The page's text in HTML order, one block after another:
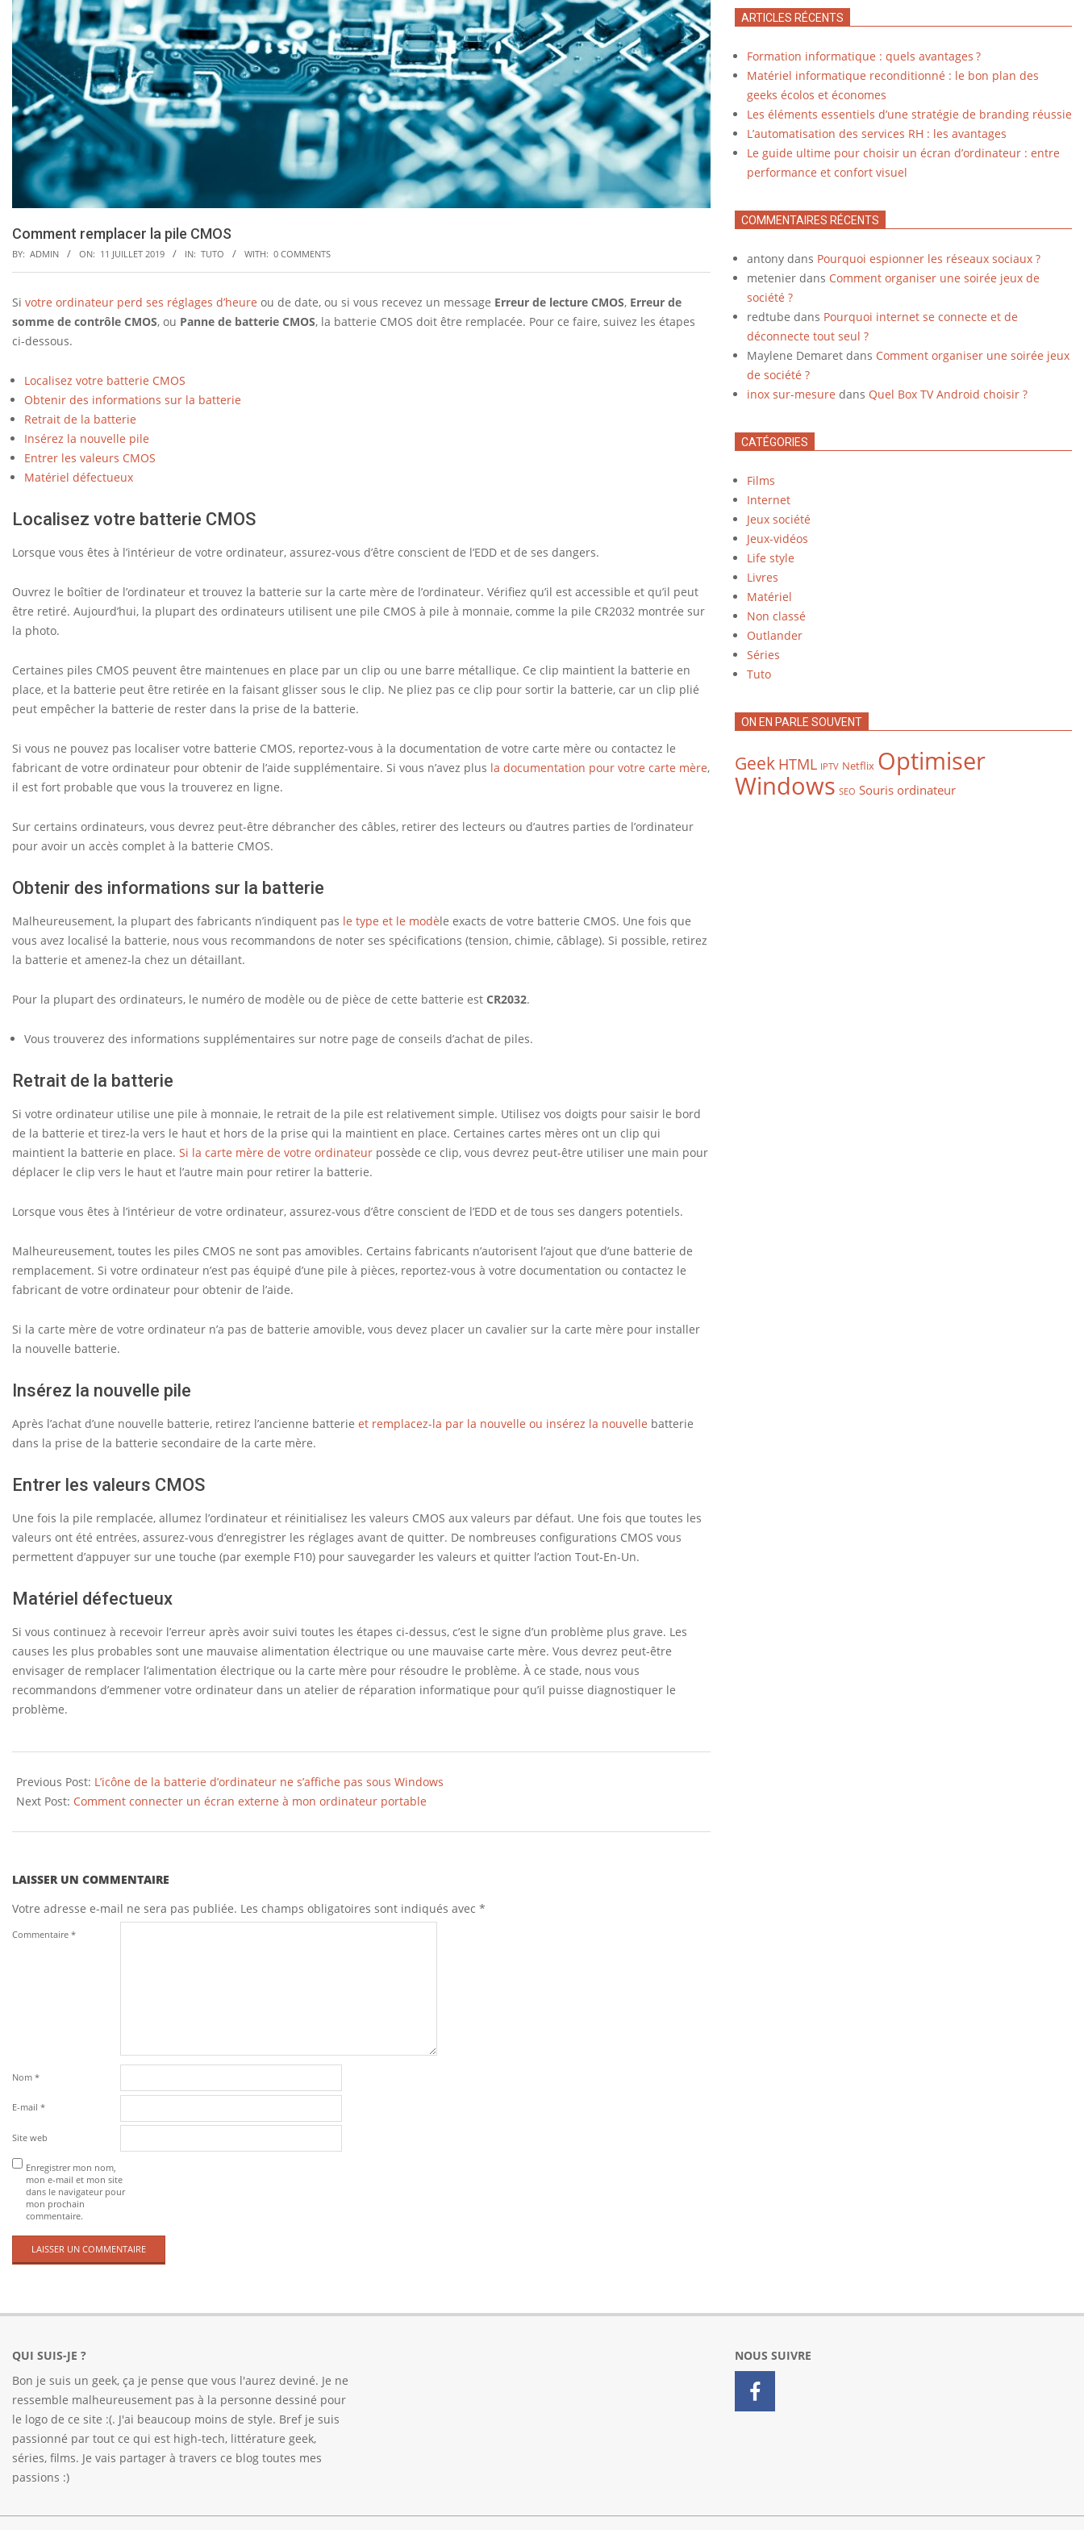
Comment remplacer la pile CMOS
BY: ADMIN ON: 11 JUILLET 2019 IN: TUTO WITH: 0 COMMENTS
C
o
m
m
e
n
t
e
m
p
l
a
c
e
r
a
p
l
C
M
O
S
Si votre ordinateur perd ses réglages d’heure ou de date, ou si vous recevez un message Erreur de lecture CMOS, Erreur de
somme de contrôle CMOS, ou Panne de batterie CMOS, la batterie CMOS doit être remplacée. Pour ce faire, suivez les étapes
ci-dessous.
Localisez votre batterie CMOS
Obtenir des informations sur la batterie
Retrait de la batterie
Insérez la nouvelle pile
Entrer les valeurs CMOS
Matériel défectueux
Localisez votre batterie CMOS
Lorsque vous êtes à l’intérieur de votre ordinateur, assurez-vous d’être conscient de l’EDD et de ses dangers.
Ouvrez le boîtier de l’ordinateur et trouvez la batterie sur la carte mère de l’ordinateur. Vérifiez qu’il est accessible et qu’il peut
être retiré. Aujourd’hui, la plupart des ordinateurs utilisent une pile CMOS à pile à monnaie, comme la pile CR2032 montrée sur
la photo.
Certaines piles CMOS peuvent être maintenues en place par un clip ou une barre métallique. Ce clip maintient la batterie en
place, et la batterie peut être retirée en la faisant glisser sous le clip. Ne pliez pas ce clip pour sortir la batterie, car un clip plié
peut empêcher la batterie de rester dans la prise de la batterie.
Si vous ne pouvez pas localiser votre batterie CMOS, reportez-vous à la documentation de votre carte mère ou contactez le
fabricant de votre ordinateur pour obtenir de l’aide supplémentaire. Si vous n’avez plus la documentation pour votre carte mère,
il est fort probable que vous la trouverez en ligne.
Sur certains ordinateurs, vous devrez peut-être débrancher des câbles, retirer des lecteurs ou d’autres parties de l’ordinateur
pour avoir un accès complet à la batterie CMOS.
Obtenir des informations sur la batterie
Malheureusement, la plupart des fabricants n’indiquent pas le type et le modèle exacts de votre batterie CMOS. Une fois que
vous avez localisé la batterie, nous vous recommandons de noter ses spécifications (tension, chimie, câblage). Si possible, retirez
la batterie et amenez-la chez un détaillant.
Pour la plupart des ordinateurs, le numéro de modèle ou de pièce de cette batterie est CR2032.
Vous trouverez des informations supplémentaires sur notre page de conseils d’achat de piles.
Retrait de la batterie
Si votre ordinateur utilise une pile à monnaie, le retrait de la pile est relativement simple. Utilisez vos doigts pour saisir le bord
de la batterie et tirez-la vers le haut et hors de la prise qui la maintient en place. Certaines cartes mères ont un clip qui
maintient la batterie en place. Si la carte mère de votre ordinateur possède ce clip, vous devrez peut-être utiliser une main pour
déplacer le clip vers le haut et l’autre main pour retirer la batterie.
Lorsque vous êtes à l’intérieur de votre ordinateur, assurez-vous d’être conscient de l’EDD et de tous ses dangers potentiels.
Malheureusement, toutes les piles CMOS ne sont pas amovibles. Certains fabricants n’autorisent l’ajout que d’une batterie de
remplacement. Si votre ordinateur n’est pas équipé d’une pile à pièces, reportez-vous à votre documentation ou contactez le
fabricant de votre ordinateur pour obtenir de l’aide.
Si la carte mère de votre ordinateur n’a pas de batterie amovible, vous devez placer un cavalier sur la carte mère pour installer
la nouvelle batterie.
Insérez la nouvelle pile
Après l’achat d’une nouvelle batterie, retirez l’ancienne batterie et remplacez-la par la nouvelle ou insérez la nouvelle batterie
dans la prise de la batterie secondaire de la carte mère.
Entrer les valeurs CMOS
Une fois la pile remplacée, allumez l’ordinateur et réinitialisez les valeurs CMOS aux valeurs par défaut. Une fois que toutes les
valeurs ont été entrées, assurez-vous d’enregistrer les réglages avant de quitter. De nombreuses configurations CMOS vous
permettent d’appuyer sur une touche (par exemple F10) pour sauvegarder les valeurs et quitter l’action Tout-En-Un.
Matériel défectueux
Si vous continuez à recevoir l’erreur après avoir suivi toutes les étapes ci-dessus, c’est le signe d’un problème plus grave. Les
causes les plus probables sont une mauvaise alimentation électrique ou une mauvaise carte mère. Vous devrez peut-être
envisager de remplacer l’alimentation électrique ou la carte mère pour résoudre le problème. À ce stade, nous vous
recommandons d’emmener votre ordinateur dans un atelier de réparation informatique pour qu’il puisse diagnostiquer le
problème.
07-
11
Previous Post: L’icône de la batterie d’ordinateur ne s’affiche pas sous Windows
Next Post: Comment connecter un écran externe à mon ordinateur portable
LAISSER UN COMMENTAIRE
Votre adresse e-mail ne sera pas publiée. Les champs obligatoires sont indiqués avec *
Commentaire *
Nom *
E-mail *
Site web
Enregistrer mon nom,
mon e-mail et mon site
dans le navigateur pour
mon prochain
commentaire.
ARTICLES RÉCENTS
Formation informatique : quels avantages ?
Matériel informatique reconditionné : le bon plan des
geeks écolos et économes
Les éléments essentiels d’une stratégie de branding réussie
L’automatisation des services RH : les avantages
Le guide ultime pour choisir un écran d’ordinateur : entre
performance et confort visuel
COMMENTAIRES RÉCENTS
antony dans Pourquoi espionner les réseaux sociaux ?
metenier dans Comment organiser une soirée jeux de
société ?
redtube dans Pourquoi internet se connecte et de
déconnecte tout seul ?
Maylene Demaret dans Comment organiser une soirée jeux
de société ?
inox sur-mesure dans Quel Box TV Android choisir ?
CATÉGORIES
Films
Internet
Jeux société
Jeux-vidéos
Life style
Livres
Matériel
Non classé
Outlander
Séries
Tuto
ON EN PARLE SOUVENT
Geek HTML IPTV Netflix Optimiser
Windows SEO Souris ordinateur
QUI SUIS-JE ?
Bon je suis un geek, ça je pense que vous l'aurez deviné. Je ne
ressemble malheureusement pas à la personne dessiné pour
le logo de ce site :(. J'ai beaucoup moins de style. Bref je suis
passionné par tout ce qui est high-tech, littérature geek,
séries, films. Je vais partager à travers ce blog toutes mes
passions :)
NOUS SUIVRE